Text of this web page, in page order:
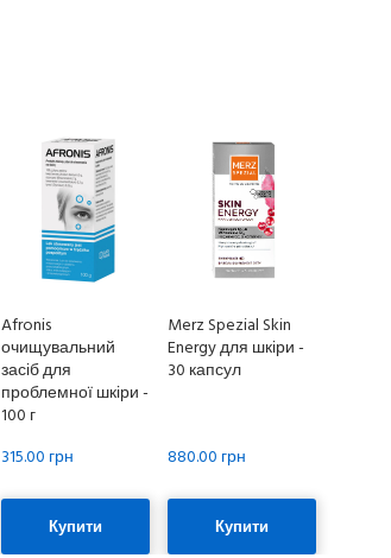
Afronis
очищувальний
засіб для
проблемної шкіри -
100 г
315.00 грн
Купити
Merz Spezial Skin
Energy для шкіри -
30 капсул
880.00 грн
Купити